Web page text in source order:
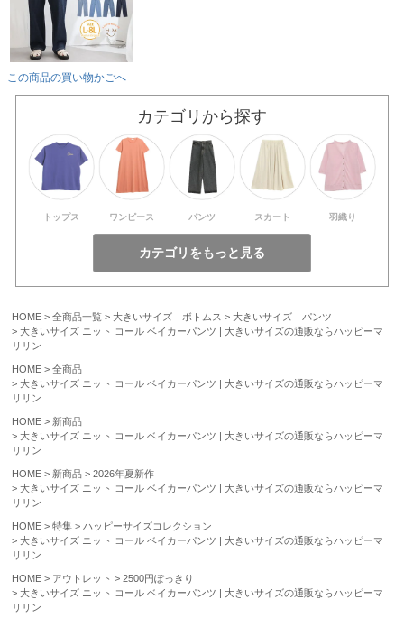
この商品の買い物かごへ
カテゴリから探す
トップス ワンピース パンツ スカート 羽織り
HOME 全商品一覧 大きいサイズ ボトムス
大きいサイズ パンツ
大きいサイズ ニット コール ベイカーパンツ | 大きいサイズの通販ならハッピーマ
リリン
HOME
全商品
大きいサイズ ニット コール ベイカーパンツ | 大きいサイズの通販ならハッピーマ
リリン
HOME
新商品
大きいサイズ ニット コール ベイカーパンツ | 大きいサイズの通販ならハッピーマ
リリン
HOME 新商品
2026年夏新作
大きいサイズ ニット コール ベイカーパンツ | 大きいサイズの通販ならハッピーマ
リリン
HOME 特集
ハッピーサイズコレクション
大きいサイズ ニット コール ベイカーパンツ | 大きいサイズの通販ならハッピーマ
リリン
HOME アウトレット
2500円ぽっきり
大きいサイズ ニット コール ベイカーパンツ | 大きいサイズの通販ならハッピーマ
リリン